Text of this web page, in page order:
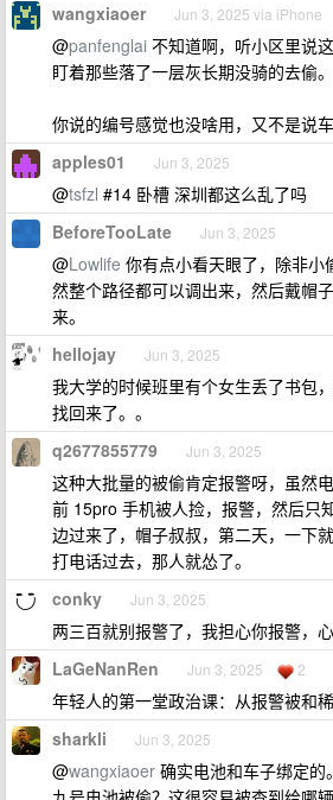
wangxiaoer Jun 3, 2025 via iPhone
@panfenglai 不知道啊，听小区里说
盯着那些落了一层灰长期没骑的去偷。
你说的编号感觉也没啥用，又不是说
apples01 Jun 3, 2025
@tsfzl #14 卧槽 深圳都这么乱了吗
BeforeTooLate Jun 3, 2025
@Lowlife 你有点小看天眼了，除非小
然整个路径都可以调出来，然后戴帽
来。
hellojay Jun 3, 2025
我大学的时候班里有个女生丢了书包
找回来了。。
q2677855779 Jun 3, 2025
这种大批量的被偷肯定报警呀，虽然
前 15pro 手机被人捡，报警，然后只
边过来了，帽子叔叔，第二天，一下
打电话过去，那人就怂了。
conky Jun 3, 2025
两三百就别报警了，我担心你报警，
LaGeNanRen Jun 3, 2025 2
年轻人的第一堂政治课：从报警被和稀
sharkli Jun 3, 2025
@wangxiaoer 确实电池和车子绑定